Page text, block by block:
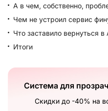
А в чем, собственно,
Чем не устроил сервис
Что заставило вернуться
Итоги
Система для
Скидки до -40% на